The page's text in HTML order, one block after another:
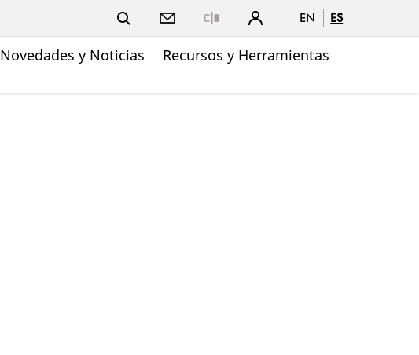
EN ES
Novedades y Noticias
Recursos y Herramientas